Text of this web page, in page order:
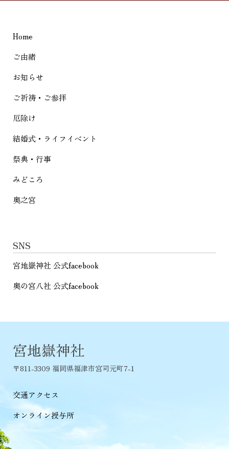
ー
シ
ョ
ン
Home
ご由緒
お知らせ
ご祈祷・ご参拝
厄除け
結婚式・ライフイベント
祭典・行事
みどころ
奥之宮
SNS
宮地嶽神社 公式facebook
奥の宮八社 公式facebook
宮地嶽神社
〒811-3309 福岡県福津市宮司元町7-1
交通アクセス
オンライン授与所